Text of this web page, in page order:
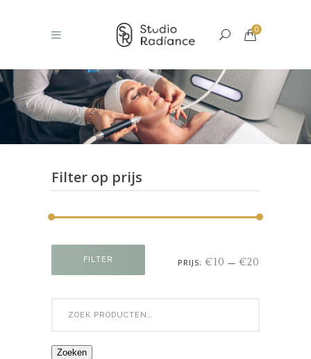
0
Filter op prijs
prijs
prijs
FILTER PRIJS: €10 — €20
Zoeken